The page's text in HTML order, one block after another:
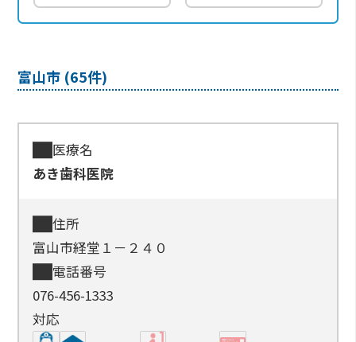
富山市 (65件)
医療名
あき歯科医院
住所
富山市経堂１－２４０
電話番号
076-456-1333
対応